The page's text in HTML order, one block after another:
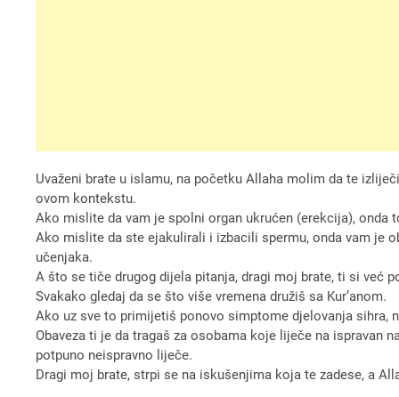
Uvaženi brate u islamu, na početku Allaha molim da te
ovom kontekstu.
Ako mislite da vam je spolni organ ukrućen (erekcija), onda
Ako mislite da ste ejakulirali i izbacili spermu, onda vam je
učenjaka.
A što se tiče drugog dijela pitanja, dragi moj brate, ti si već
Svakako gledaj da se što više vremena družiš sa Kur’anom.
Ako uz sve to primijetiš ponovo simptome djelovanja sihra,
Obaveza ti je da tragaš za osobama koje liječe na ispravan
potpuno neispravno liječe.
Dragi moj brate, strpi se na iskušenjima koja te zadese, a